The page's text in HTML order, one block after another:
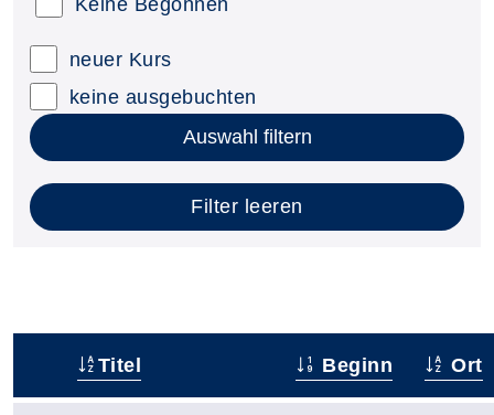
neuer Kurs
keine ausgebuchten
Auswahl filtern
Filter leeren
Titel Beginn Ort